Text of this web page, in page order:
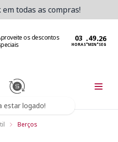
em todas as compras!
os descontos
HORAS:MIN:SEG
estar logado!
Berços